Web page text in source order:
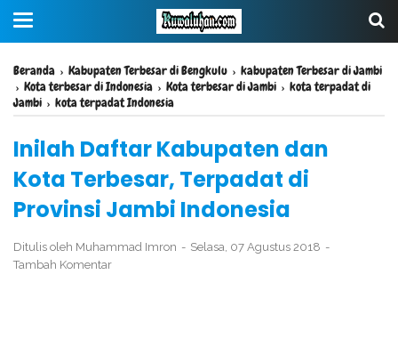
Beranda › Kabupaten Terbesar di Bengkulu › kabupaten Terbesar di Jambi
› Kota terbesar di Indonesia › Kota terbesar di Jambi › kota terpadat di
Jambi › kota terpadat Indonesia
Inilah Daftar Kabupaten dan
Kota Terbesar, Terpadat di
Provinsi Jambi Indonesia
Ditulis oleh Muhammad Imron
Selasa, 07 Agustus 2018
Tambah Komentar